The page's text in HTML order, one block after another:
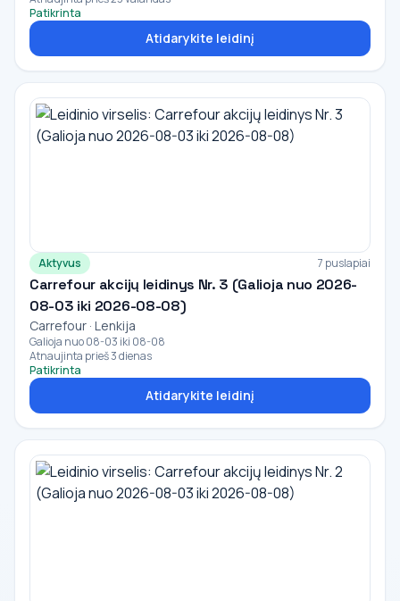
Patikrinta
Atidarykite leidinį
Aktyvus 7 puslapiai
Carrefour akcijų leidinys Nr. 3 (Galioja nuo 2026-
08-03 iki 2026-08-08)
Carrefour · Lenkija
Galioja nuo 08-03 iki 08-08
Atnaujinta prieš 3 dienas
Patikrinta
Atidarykite leidinį